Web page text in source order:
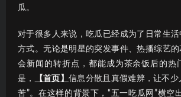
瓜。
对于很多人来说，吃瓜已经成为了日常生
方式。无论是明星的突发事件、热播综艺
会新闻的转折点，都能成为茶余饭后的热
是，
【首页】 信息分散且真假难辨，让不少
苦”。在这样的背景下，“五一吃瓜网”横空